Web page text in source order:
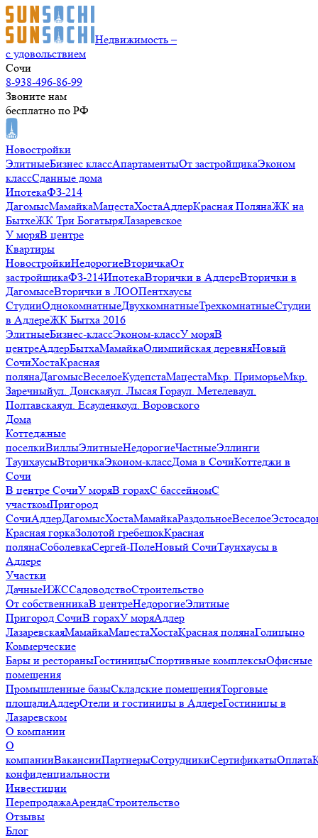
Недвижимость –
с удовольствием
Сочи
8-938-496-86-99
Звоните нам
бесплатно по РФ
Новостройки
ЭлитныеБизнес классАпартаментыОт застройщикаЭконом
классСданные дома
ИпотекаФЗ-214
ДагомысМамайкаМацестаХостаАдлерКрасная ПолянаЖК на
БытхеЖК Три БогатыряЛазаревское
У моряВ центре
Квартиры
НовостройкиНедорогиеВторичкаОт
застройщикаФЗ-214ИпотекаВторички в АдлереВторички в
ДагомысеВторички в ЛООПентхаусы
СтудииОднокомнатныеДвухкомнатныеТрехкомнатныеСтудии
в АдлереЖК Бытха 2016
ЭлитныеБизнес-классЭконом-классУ моряВ
центреАдлерБытхаМамайкаОлимпийская деревняНовый
СочиХостаКрасная
полянаДагомысВеселоеКудепстаМацестаМкр. ПриморьеМкр.
Заречныйул. Донскаяул. Лысая Гораул. Метелеваул.
Полтавскаяул. Есауленкоул. Воровского
Дома
Коттеджные
поселкиВиллыЭлитныеНедорогиеЧастныеЭллинги
ТаунхаусыВторичкаЭконом-классДома в СочиКоттеджи в
Сочи
В центре СочиУ моряВ горахС бассейномС
участкомПригород
СочиАдлерДагомысХостаМамайкаРаздольноеВеселое
Красная горкаЗолотой гребешокКрасная
полянаСоболевкаСергей-ПолеНовый СочиТаунхаусы в
Адлере
Участки
ДачныеИЖССадоводствоСтроительство
От собственникаВ центреНедорогиеЭлитные
Пригород СочиВ горахУ моряАдлер
ЛазаревскаяМамайкаМацестаХостаКрасная полянаГолицыно
Коммерческие
Бары и рестораныГостиницыСпортивные комплексыОфисные
помещения
Промышленные базыСкладские помещенияТорговые
площадиАдлерОтели и гостиницы в АдлереГостиницы в
Лазаревском
О компании
О
компанииВакансииПартнерыСотрудникиСертификатыОплата
конфиденциальности
Инвестиции
ПерепродажаАрендаСтроительство
Отзывы
Блог